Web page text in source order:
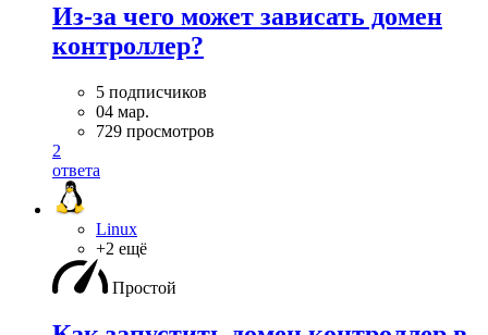
Из-за чего может зависать домен
контроллер?
5 подписчиков
04 мар.
729 просмотров
2
ответа
Linux
+2 ещё
Простой